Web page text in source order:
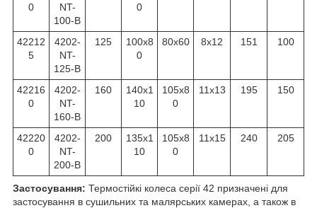
0
NT-
100-B
0
42212
5
4202-
NT-
125-B
125
100x8
0
80x60 8x12 151 100
42216
0
4202-
NT-
160-B
160
140x1
10
105x8
0
11х13 195 150
42220
0
4202-
NT-
200-B
200
135х1
10
105x8
0
11х15 240 205
Застосування: Термостійкі колеса серії 42 призначені для
застосування в сушильних та малярських камерах, а також в